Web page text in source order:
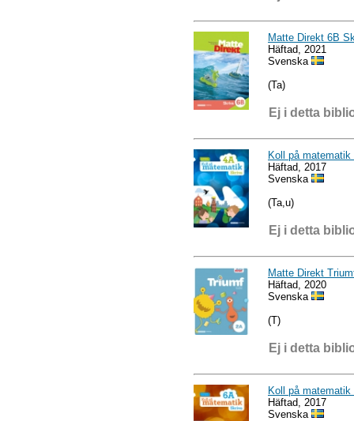
Matte Direkt 6B
Häftad, 2021
Svenska
(Ta)
Ej i detta
Koll på
Häftad, 2017
Svenska
(Ta,u)
Ej i detta
Matte Direkt
Häftad, 2020
Svenska
(T)
Ej i detta
Koll på
Häftad, 2017
Svenska